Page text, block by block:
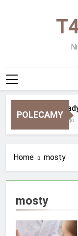
POLECAMY
Jakie
2 Tygodnie Ago
Home mosty
mosty